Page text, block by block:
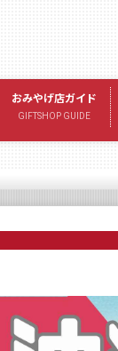
おみやげ店ガイド
GIFTSHOP GUIDE